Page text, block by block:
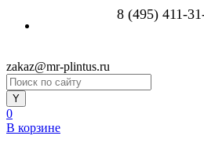
8 (495) 411-
zakaz@mr-plintus.ru
0
В корзине